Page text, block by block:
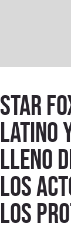
Star
latino
lleno
los
los